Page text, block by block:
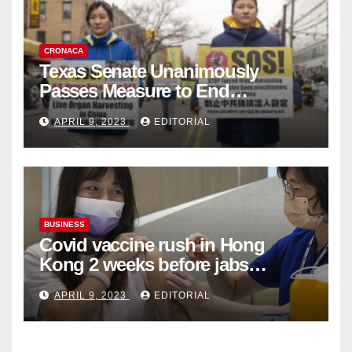
CRONACA
Texas Senate Unanimously
Passes Measure to End
Complicity in Beijing’s Forced
Organ Harvesting
APRIL 9, 2023 EDITORIAL
BUSINESS
Covid vaccine rush in Hong
Kong 2 weeks before jabs
become chargeable
APRIL 9, 2023 EDITORIAL